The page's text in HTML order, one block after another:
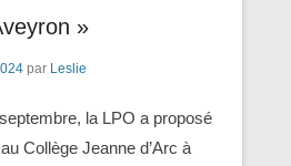
»
par Leslie
la LPO a proposé
Collège Jeanne d’Arc à